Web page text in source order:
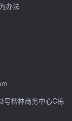
办法
号楷林商务中心C栋